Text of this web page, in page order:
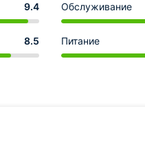
9.4 Обслуживание
8.5 Питание